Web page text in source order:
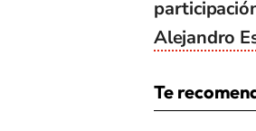
Alejandro
Te